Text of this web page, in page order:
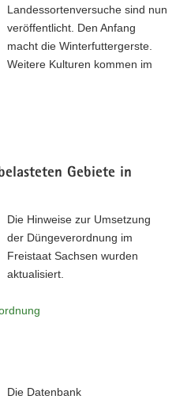
Agri-PV in der
PV Forum am
Hochschule für Technik und
das LfULG nach Köllitsch
Landessortenversuche sind nun
veröffentlicht. Den Anfang
macht die Winterfuttergerste.
Weitere Kulturen kommen im
Gebiete in
Die Hinweise zur Umsetzung
der Düngeverordnung im
Freistaat Sachsen wurden
aktualisiert.
Die Datenbank